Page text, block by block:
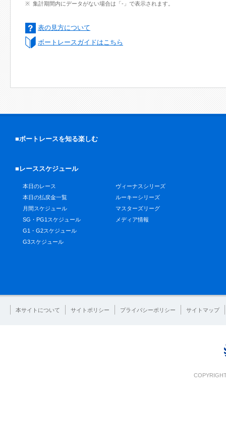
集計期間内にデータがない場合は「-」で表示されます。
表の見方について
ボートレースガイドはこちら
■ボートレースを知る楽しむ
■レーススケジュール
本日のレース
本日の払戻金一覧
月間スケジュール
SG・PG1スケジュール
G1・G2スケジュール
G3スケジュール
ヴィーナスシリーズ
ルーキーシリーズ
マスターズリーグ
メディア情報
本サイトについて サイトポリシー プライバシーポリシー サイトマップ